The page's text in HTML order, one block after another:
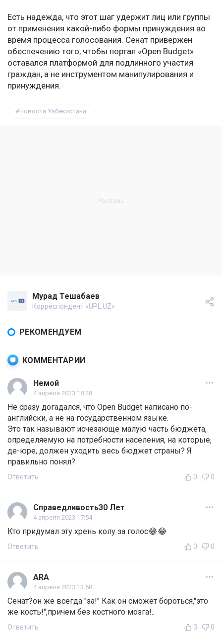
Есть надежда, что этот шаг удержит лиц или группы
от применения какой-либо формы принуждения во
время процесса голосования. Сенат привержен
обеспечению того, чтобы портал «Open Budget»
оставался платформой для подлинного участия
граждан, а не инструментом манипулирования и
принуждения.
Новости Узбекистана
Мурад Тешабаев
Корреспондент «UPL.UZ»
РЕКОМЕНДУЕМ
КОММЕНТАРИИ
Немой
4 апреля 2023 18:28
Не сразу догадался, что Open Budget написано по-
английски, а не на государственном языке.
Это так называют исчезающе малую часть бюджета,
определяемую на потребности населения, на которые,
де-юре, должен уходить весь бюджет страны? Я
правильно понял?
Ответить 0 0
Справедливость30 Лет
4 апреля 2023 17:54
Кто придумал эту хрень колу за голос😂😂
Ответить 0 0
ARA
4 апреля 2023 13:58
Сенат?он же всегда "за!" Как он сможет бороться,"это
же кость!",причем без костного мозга!..
Ответить 3 0